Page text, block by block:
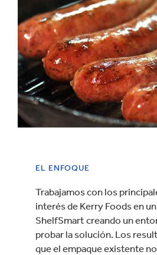
EL ENFOQUE
Trabajamos con los
interés de Kerry Foods en
ShelfSmart creando un
probar la solución. Los
que el empaque existente